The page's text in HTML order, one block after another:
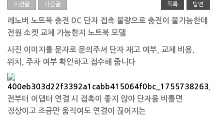
이전글 다음글 목록 답변
​레노버 노트북 충전 DC 단자 접촉 불량으로 충전이 불가능한데
전원 소켓 교체 가능한지 노트북 모델
사진 이미지를 문자로 문의주셔 단자 재고 여부, 교체 비용,
위치, 주차 여부 확인하고 접수해 줍니다
전부터 어댑터 연결 시 접촉이 좋지 않아 단자을 비틀면
정상이고 조금만 움직여도 연결이 끊어지는